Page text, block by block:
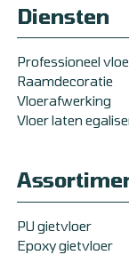
Diensten
Professioneel
Raamdecoratie
Vloerafwerking
Vloer laten
PU gietvloer
Epoxy gietvloer